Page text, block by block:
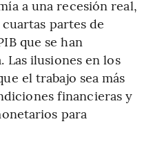
a una recesión real,
partes de
que se han
Las ilusiones en los
el trabajo sea más
financieras y
para